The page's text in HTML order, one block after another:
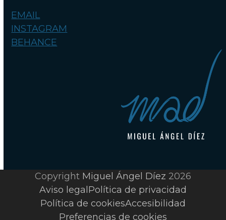
EMAIL
INSTAGRAM
BEHANCE
Copyright Miguel Ángel Díez 2026
Aviso legalPolítica de privacidad
Política de cookiesAccesibilidad
Preferencias de cookies